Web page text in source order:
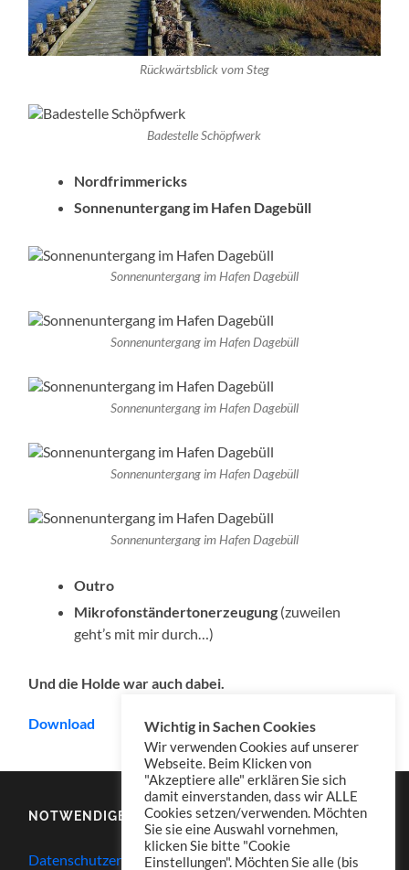
Rückwärtsblick vom Steg
Badestelle Schöpfwerk
Nordfrimmericks
Sonnenuntergang im Hafen Dagebüll
Sonnenuntergang im Hafen Dagebüll
Sonnenuntergang im Hafen Dagebüll
Sonnenuntergang im Hafen Dagebüll
Sonnenuntergang im Hafen Dagebüll
Sonnenuntergang im Hafen Dagebüll
Outro
Mikrofonständertonerzeugung (zuweilen
geht’s mit mir durch…)
Und die Holde war auch dabei.
Download
NOTWENDIGES
Datenschutzerklärung
Wichtig in Sachen Cookies
Wir verwenden Cookies auf unserer
Webseite. Beim Klicken von
"Akzeptiere alle" erklären Sie sich
damit einverstanden, dass wir ALLE
Cookies setzen/verwenden. Möchten
Sie sie eine Auswahl vornehmen,
klicken Sie bitte "Cookie
Einstellungen". Möchten Sie alle (bis